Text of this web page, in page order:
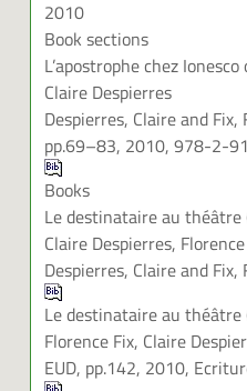
2010
Book sections
L’apostrophe chez
Claire Despierres
Despierres, Claire and Fix,
pp.69–83, 2010, 978-2-
Books
Le destinataire au
Claire Despierres,
Despierres, Claire and
Le destinataire au
Florence Fix, Claire
EUD, pp.142, 2010,